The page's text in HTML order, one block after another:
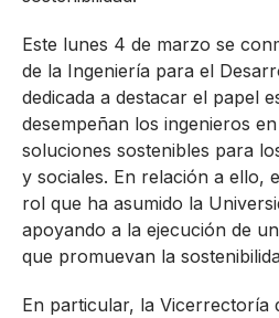
Este lunes 4 de marzo se
de la Ingeniería para el
dedicada a destacar el papel
desempeñan los ingenieros
soluciones sostenibles para
y sociales. En relación a ello,
rol que ha asumido la
apoyando a la ejecución de
que promuevan la
En particular, la Vicerrectoría